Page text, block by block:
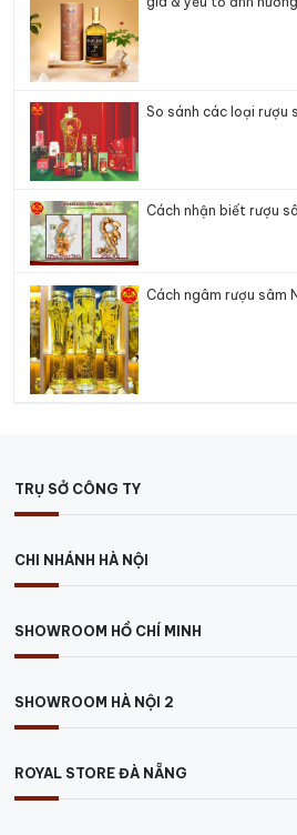
So sánh các loại rượu
Cách nhận biết rượu
Cách ngâm rượu sâm
TRỤ SỞ CÔNG TY
CHI NHÁNH HÀ NỘI
SHOWROOM HỒ CHÍ MINH
SHOWROOM HÀ NỘI 2
ROYAL STORE ĐÀ NẴNG